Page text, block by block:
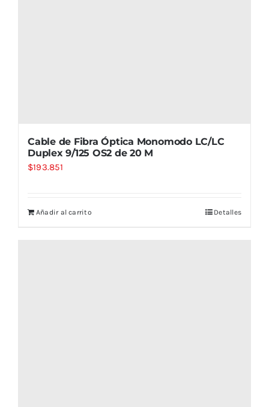
Cable de Fibra Óptica Monomodo LC/LC
Duplex 9/125 OS2 de 20 M
$193.851
Añadir al carrito Detalles